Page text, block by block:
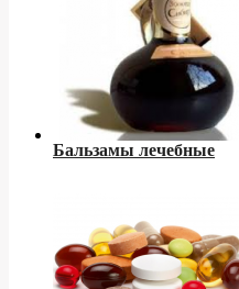
Бальзамы лечебные